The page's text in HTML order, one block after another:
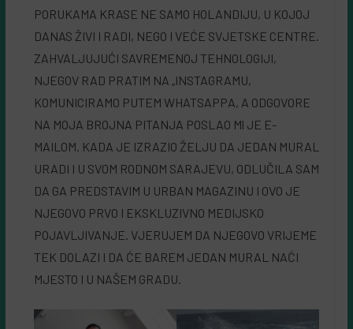
PORUKAMA KRASE NE SAMO HOLANDIJU, U KOJOJ
DANAS ŽIVI I RADI, NEGO I VEĆE SVJETSKE CENTRE.
ZAHVALJUJUĆI SAVREMENOJ TEHNOLOGIJI,
NJEGOV RAD PRATIM NA „INSTAGRAMU,
KOMUNICIRAMO PUTEM WHATSAPPA, A ODGOVORE
NA MOJA BROJNA PITANJA POSLAO Ml JE E-
MAILOM. KADA JE IZRAZIO ŽELJU DA JEDAN MURAL
URADI I U SVOM RODNOM SARAJEVU, ODLUČILA SAM
DA GA PREDSTAVIM U URBAN MAGAZINU I OVO JE
NJEGOVO PRVO I EKSKLUZIVNO MEDIJSKO
POJAVLJIVANJE. VJERUJEM DA NJEGOVO VRIJEME
TEK DOLAZI I DA ĆE BAREM JEDAN MURAL NAĆI
MJESTO I U NAŠEM GRADU.